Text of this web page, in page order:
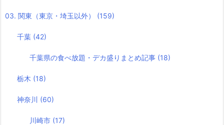
03. 関東（東京・埼玉以外） (159)
千葉 (42)
千葉県の食べ放題・デカ盛りまとめ記事 (18)
栃木 (18)
神奈川 (60)
川崎市 (17)